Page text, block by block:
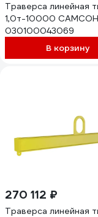
Траверса линейная
1,0т-10000 САМСОН
030100043069
В корзину
270 112 ₽
Траверса линейная